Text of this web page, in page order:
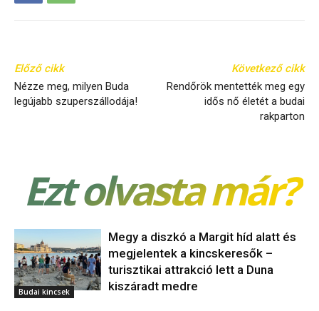
Előző cikk
Nézze meg, milyen Buda
legújabb szuperszállodája!
Következő cikk
Rendőrök mentették meg egy
idős nő életét a budai
rakparton
Ezt olvasta már?
Budai kincsek
Megy a diszkó a Margit híd alatt és
megjelentek a kincskeresők –
turisztikai attrakció lett a Duna
kiszáradt medre